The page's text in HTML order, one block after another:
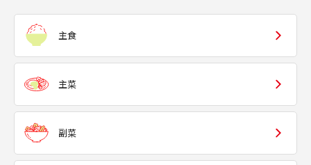
主食
主菜
副菜